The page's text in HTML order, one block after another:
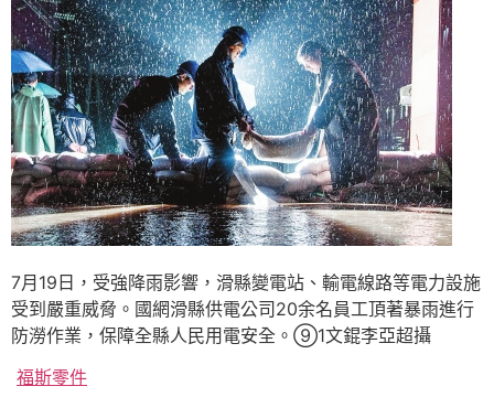
7月19日，受強降雨影響，滑縣變電站、輸電線路等電力設施
受到嚴重威脅。國網滑縣供電公司20余名員工頂著暴雨進行
防澇作業，保障全縣人民用電安全。⑨1文錕李亞超攝
福斯零件